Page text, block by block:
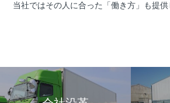
当社ではその人に合った「働き方」も提供